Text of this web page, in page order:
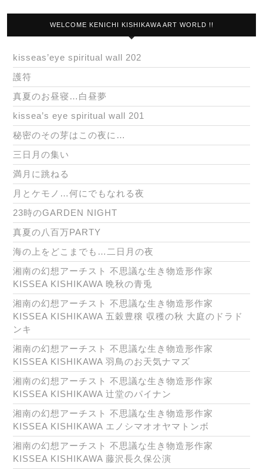
WELCOME KENICHI KISHIKAWA ART WORLD !!
kisseas’eye spiritual wall 202
護符
真夏のお昼寝…白昼夢
kissea’s eye spiritual wall 201
秘密のその芽はこの夜に…
三日月の集い
満月に跳ねる
月とケモノ…何にでもなれる夜
23時のGARDEN NIGHT
真夏の八百万PARTY
海の上をどこまでも…二日月の夜
湘南の幻想アーチスト 不思議な生き物造形作家
KISSEA KISHIKAWA 晩秋の青兎
湘南の幻想アーチスト 不思議な生き物造形作家
KISSEA KISHIKAWA 五穀豊穣 収穫の秋 大庭のドラド
ンキ
湘南の幻想アーチスト 不思議な生き物造形作家
KISSEA KISHIKAWA 羽鳥のお天気ナマズ
湘南の幻想アーチスト 不思議な生き物造形作家
KISSEA KISHIKAWA 辻堂のパイナン
湘南の幻想アーチスト 不思議な生き物造形作家
KISSEA KISHIKAWA エノシマオオヤマトンボ
湘南の幻想アーチスト 不思議な生き物造形作家
KISSEA KISHIKAWA 藤沢長久保公演